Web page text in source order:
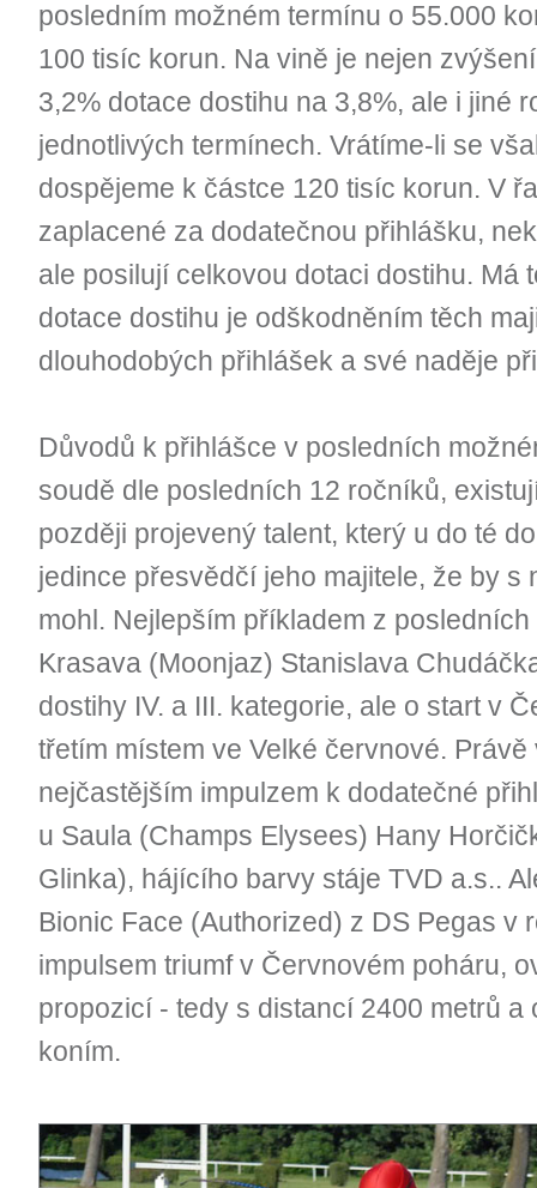
posledním možném termínu o 55.000
100 tisíc korun. Na vině je nejen
3,2% dotace dostihu na 3,8%, ale i jiné
jednotlivých termínech. Vrátíme-li se
dospějeme k částce 120 tisíc korun. V
zaplacené za dodatečnou přihlášku,
ale posilují celkovou dotaci dostihu. Má
dotace dostihu je odškodněním těch
dlouhodobých přihlášek a své naděje
Důvodů k přihlášce v posledních
soudě dle posledních 12 ročníků,
později projevený talent, který u do té
jedince přesvědčí jeho majitele, že by s
mohl. Nejlepším příkladem z
Krasava (Moonjaz) Stanislava
dostihy IV. a III. kategorie, ale o start v
třetím místem ve Velké červnové.
nejčastějším impulzem k dodatečné
u Saula (Champs Elysees) Hany
Glinka), hájícího barvy stáje TVD a.s..
Bionic Face (Authorized) z DS Pegas v
impulsem triumf v Červnovém poháru,
propozicí - tedy s distancí 2400 metrů a
koním.